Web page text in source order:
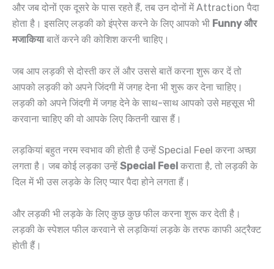
और जब दोनों एक दूसरे के पास रहते हैं, तब उन दोनों में Attraction पैदा
होता है। इसलिए लड़की को इंप्रेस करने के लिए आपको भी Funny और
मजाकियाबातें करने की कोशिश करनी चाहिए।
जब आप लड़की से दोस्ती कर लें और उससे बातें करना शुरू कर दें तो
आपको लड़की को अपने जिंदगी में जगह देना भी शुरू कर देना चाहिए।
लड़की को अपने जिंदगी में जगह देने के साथ-साथ आपको उसे महसूस भी
करवाना चाहिए की वो आपके लिए कितनी खास हैं।
लड़कियां बहुत नरम स्वभाव की होती है उन्हें Special Feel करना अच्छा
लगता है। जब कोई लड़का उन्हें Special Feel कराता है, तो लड़की के
दिल में भी उस लड़के के लिए प्यार पैदा होने लगता हैं।
और लड़की भी लड़के के लिए कुछ कुछ फील करना शुरू कर देती है।
लड़की के स्पेशल फील करवाने से लड़कियां लड़के के तरफ काफी अट्रैक्ट
होती हैं।